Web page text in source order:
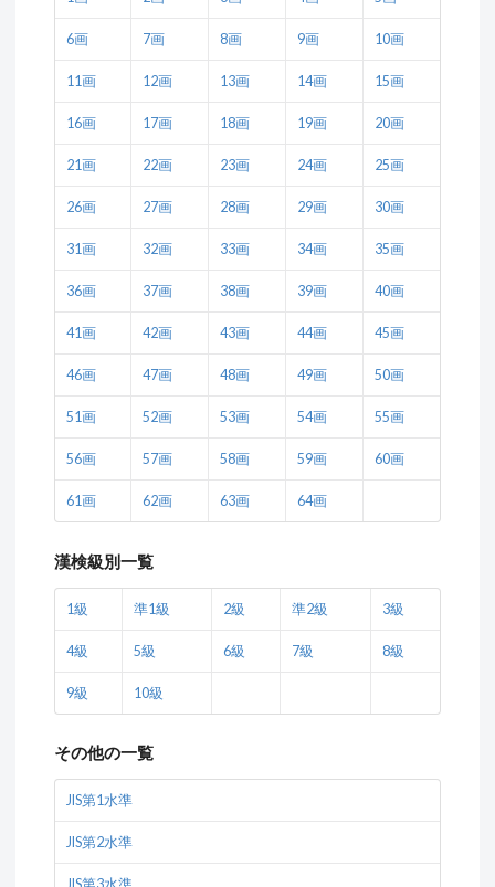
6画 7画 8画 9画 10画
11画 12画 13画 14画 15画
16画 17画 18画 19画 20画
21画 22画 23画 24画 25画
26画 27画 28画 29画 30画
31画 32画 33画 34画 35画
36画 37画 38画 39画 40画
41画 42画 43画 44画 45画
46画 47画 48画 49画 50画
51画 52画 53画 54画 55画
56画 57画 58画 59画 60画
61画 62画 63画 64画
漢検級別一覧
1級 準1級 2級 準2級 3級
4級 5級 6級 7級 8級
9級 10級
その他の一覧
JIS第1水準
JIS第2水準